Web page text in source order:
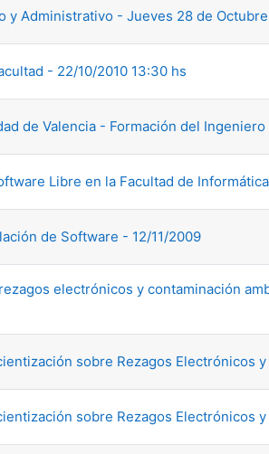
y Administrativo - Jueves 28 de Octubre
- 22/10/2010 13:30 hs
de Valencia - Formación del Ingeniero
Libre en la Facultad de Informática
de Software - 12/11/2009
electrónicos y contaminación
sobre Rezagos Electrónicos
sobre Rezagos Electrónicos